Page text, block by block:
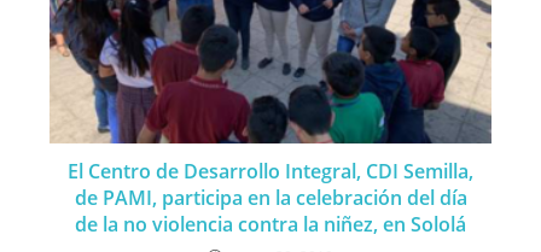
El Centro de Desarrollo Integral, CDI Semilla,
de PAMI, participa en la celebración del día
de la no violencia contra la niñez, en Sololá